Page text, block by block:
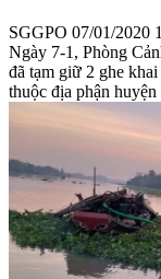
SGGPO 07/01/2020
Ngày 7-1, Phòng
đã tạm giữ 2 ghe
thuộc địa phận